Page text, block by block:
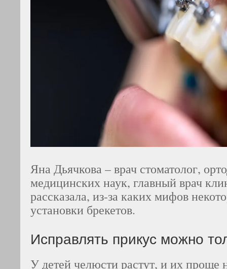
Яна Дьячкова – врач стоматолог,
медицинских наук, главный врач
рассказала, из-за каких мифов
установки брекетов.
Исправлять прикус можно
У детей челюсти растут, и их проще